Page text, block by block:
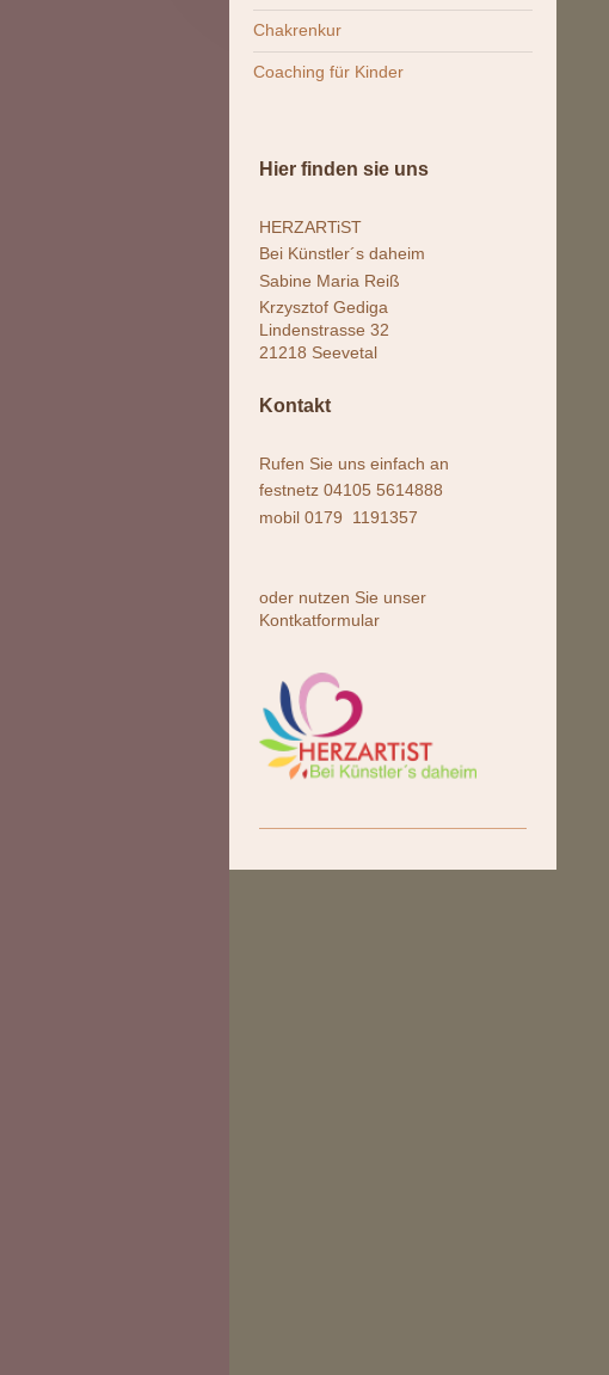
Chakrenkur
Coaching für Kinder
Hier finden sie uns
HERZARTiST
Bei Künstler´s daheim
Sabine Maria Reiß
Krzysztof Gediga
Lindenstrasse 32
21218 Seevetal
Kontakt
Rufen Sie uns einfach an
festnetz 04105 5614888
mobil 0179 1191357
oder nutzen Sie unser
Kontkatformular